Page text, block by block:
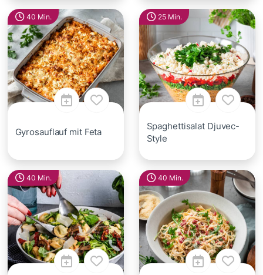
40 Min.
Gyrosauflauf mit Feta
25 Min.
Spaghettisalat Djuvec-
Style
40 Min. 40 Min.